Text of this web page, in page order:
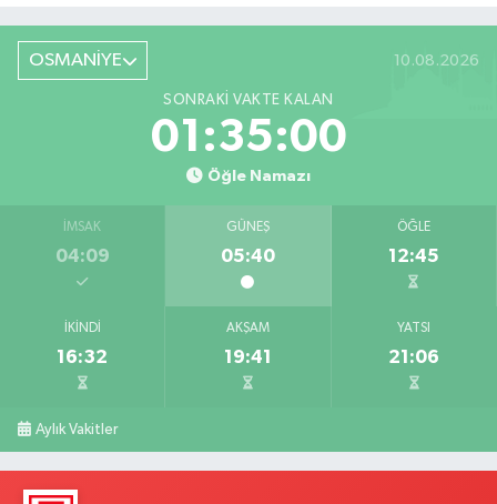
OSMANİYE 10.08.2026
SONRAKI VAKTE KALAN
01:34:59
Öğle Namazı
İMSAK
04:09
GÜNEŞ
05:40
ÖĞLE
12:45
İKINDI
16:32
AKŞAM
19:41
YATSI
21:06
Aylık Vakitler